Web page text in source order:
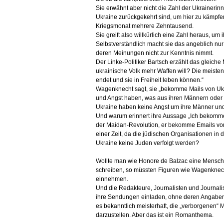
Sie erwähnt aber nicht die Zahl der
Ukraine zurückgekehrt sind , um hier zu
Kriegsmonat mehrere Zehntausend.
Sie greift also willkürlich eine Zahl heraus, um
Selbstverständlich macht sie das angeblich
deren Meinungen nicht zur Kenntnis nimmt.
Der Linke-Politiker Bartsch erzählt das gleiche
ukrainische Volk mehr Waffen will? Die
endet und sie in Freiheit leben können.“
Wagenknecht sagt, sie „bekomme Mails von
und Angst haben, was aus ihren Männern
Ukraine haben keine Angst um ihre Männer
Und warum erinnert ihre Aussage „Ich
der Maidan-Revolution, er bekomme Emails
einer Zeit, da die jüdischen Organisationen in
Ukraine keine Juden verfolgt werden?
Wollte man wie Honore de Balzac eine
schreiben, so müssten Figuren wie
einnehmen.
Und die Redakteure, Journalisten und
ihre Sendungen einladen, ohne deren
es bekanntlich meisterhaft, die „verborgenen“
darzustellen. Aber das ist ein Romanthema.